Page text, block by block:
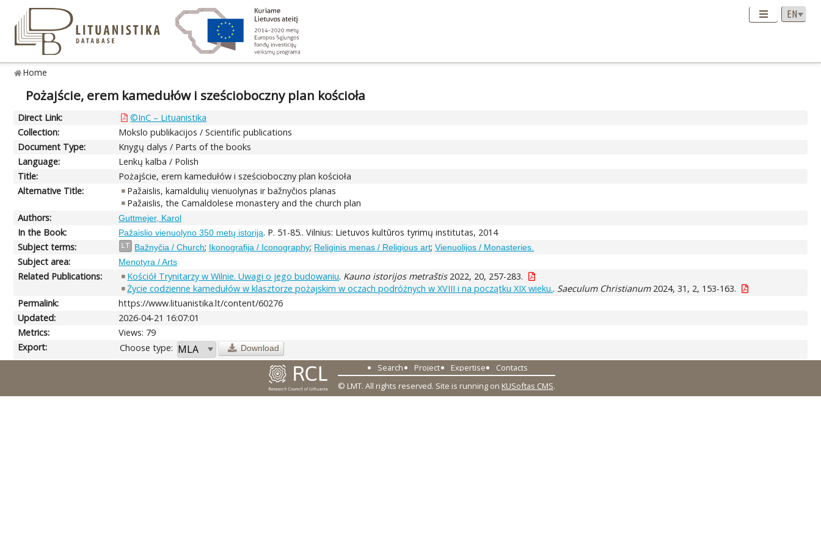
Home
Pożajście, erem kamedułów i sześcioboczny plan kościoła
Direct Link:
©InC – Lituanistika
Collection:
Mokslo publikacijos / Scientific publications
Document Type:
Knygų dalys / Parts of the books
Language:
Lenkų kalba / Polish
Title:
Pożajście, erem kamedułów i sześcioboczny plan kościoła
Alternative Title:
Pažaislis, kamaldulių vienuolynas ir bažnyčios planas
Pažaislis, the Camaldolese monastery and the church plan
Authors:
Guttmejer, Karol
In the Book: Pažaislio vienuolyno 350 metų istorija. P. 51-85.. Vilnius: Lietuvos kultūros tyrimų institutas, 2014
Subject terms:
LT Bažnyčia / Church; Ikonografija / Iconography; Religinis menas / Religious art;Vienuolijos / Monasteries.
Subject area: Menotyra / Arts
Related Publications: Kościół Trynitarzy w Wilnie. Uwagi o jego budowaniu. Kauno istorijos metraštis2022, 20, 257-283.
Życie codzienne kamedułów w klasztorze pożajskim w oczach podróżnych w XVIII i na początku XIX wieku.. Saeculum Christianum2024, 31, 2, 153-163.
Permalink:
https://www.lituanistika.lt/content/60276
Updated:
2026-04-21 16:07:01
Metrics:
Views: 79
Export:
Choose type: Download
Search Project Expertise
Contacts
© LMT. All rights reserved. Site is running on KUSoftas CMS.